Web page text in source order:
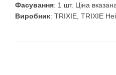
Фасування: 1 шт. Ціна
Виробник: TRIXIE, TRIXIE